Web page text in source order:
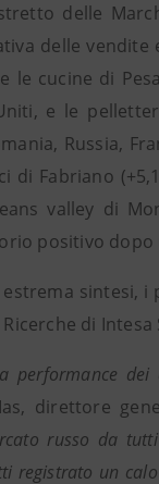
delle
delle
le cucine di
e le
Russia,
di Fabriano
valley di
positivo dopo
estrema sintesi,
di
performance
direttore
russo da
registrato un